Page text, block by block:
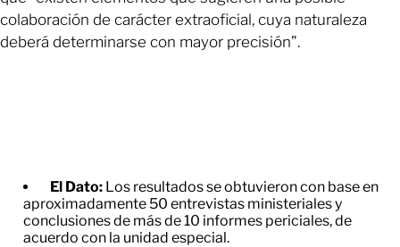
colaboración de carácter extraoficial, cuya naturaleza
deberá determinarse con mayor precisión”.
El Dato: Los resultados se obtuvieron con base en
aproximadamente 50 entrevistas ministeriales y
conclusiones de más de 10 informes periciales, de
acuerdo con la unidad especial.